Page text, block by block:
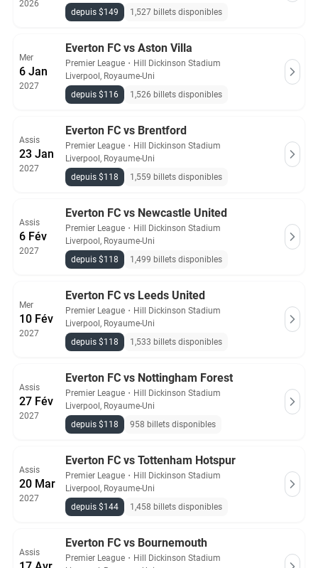
2026
depuis $149
1,527 billets disponibles
Mer
6 Jan
2027
Everton FC vs Aston Villa
Premier League ・ Hill Dickinson Stadium
Liverpool, Royaume-Uni
depuis $116
1,526 billets disponibles
Assis
23 Jan
2027
Everton FC vs Brentford
Premier League ・ Hill Dickinson Stadium
Liverpool, Royaume-Uni
depuis $118
1,559 billets disponibles
Assis
6 Fév
2027
Everton FC vs Newcastle United
Premier League ・ Hill Dickinson Stadium
Liverpool, Royaume-Uni
depuis $118
1,499 billets disponibles
Mer
10 Fév
2027
Everton FC vs Leeds United
Premier League ・ Hill Dickinson Stadium
Liverpool, Royaume-Uni
depuis $118
1,533 billets disponibles
Assis
27 Fév
2027
Everton FC vs Nottingham Forest
Premier League ・ Hill Dickinson Stadium
Liverpool, Royaume-Uni
depuis $118
958 billets disponibles
Assis
20 Mar
2027
Everton FC vs Tottenham Hotspur
Premier League ・ Hill Dickinson Stadium
Liverpool, Royaume-Uni
depuis $144
1,458 billets disponibles
Assis
Everton FC vs Bournemouth
Premier League ・ Hill Dickinson Stadium